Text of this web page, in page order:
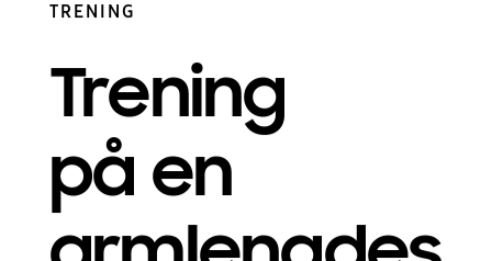
TRENING
Trening
på en